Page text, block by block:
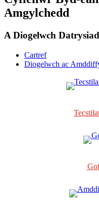
Amgylchedd
A Diogelwch
Cartref
Diogelwch ac